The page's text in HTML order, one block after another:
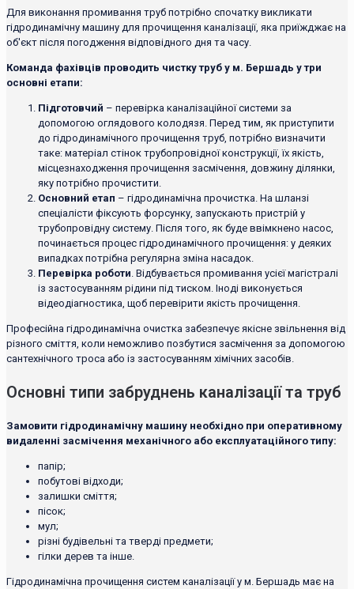
Для виконання промивання труб потрібно спочатку викликати
гідродинамічну машину для прочищення каналізації, яка приїжджає на
об'єкт після погодження відповідного дня та часу.
Команда фахівців проводить чистку труб у м. Бершадь у три
основні етапи:
Підготовчий – перевірка каналізаційної системи за
допомогою оглядового колодязя. Перед тим, як приступити
до гідродинамічного прочищення труб, потрібно визначити
таке: матеріал стінок трубопровідної конструкції, їх якість,
місцезнаходження прочищення засмічення, довжину ділянки,
яку потрібно прочистити.
Основний етап – гідродинамічна прочистка. На шланзі
спеціалісти фіксують форсунку, запускають пристрій у
трубопровідну систему. Після того, як буде ввімкнено насос,
починається процес гідродинамічного прочищення: у деяких
випадках потрібна регулярна зміна насадок.
Перевірка роботи. Відбувається промивання усієї магістралі
із застосуванням рідини під тиском. Іноді виконується
відеодіагностика, щоб перевірити якість прочищення.
Професійна гідродинамічна очистка забезпечує якісне звільнення від
різного сміття, коли неможливо позбутися засмічення за допомогою
сантехнічного троса або із застосуванням хімічних засобів.
Основні типи забруднень каналізації та труб
Замовити гідродинамічну машину необхідно при оперативному
видаленні засмічення механічного або експлуатаційного типу:
папір;
побутові відходи;
залишки сміття;
пісок;
мул;
різні будівельні та тверді предмети;
гілки дерев та інше.
Гідродинамічна прочищення систем каналізації у м. Бершадь має на